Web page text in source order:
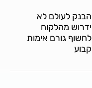
הבנק לעולם לא
ידרוש מהלקוח
לחשוף גורם אימות
קבוע